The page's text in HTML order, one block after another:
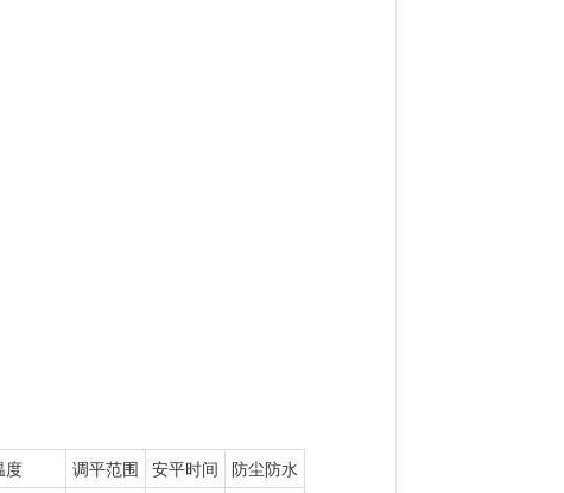
度 调平范围 安平时间 防尘防水